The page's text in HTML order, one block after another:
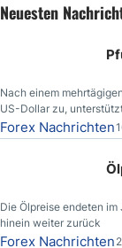
Neuesten
Nach einem
US-Dollar zu,
der Nachricht,
Forex Nachrichten
Die Ölpreise endeten
hinein weiter zurück
Forex Nachrichten